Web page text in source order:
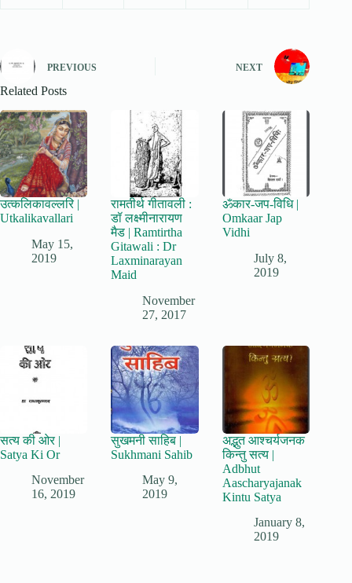
PREVIOUS NEXT
Related Posts
उत्कलिकावल्लरि |
Utkalikavallari
May 15,
2019
रामतीर्थ गीतावली :
डॉ लक्ष्मीनारायण
मैड | Ramtirtha
Gitawali : Dr
Laxminarayan
Maid
November
27, 2017
ॐकार-जप-विधि |
Omkaar Jap
Vidhi
July 8,
2019
सत्य की ओर |
Satya Ki Or
November
16, 2019
सुखमनी साहिब |
Sukhmani Sahib
May 9,
2019
अद्भुत आश्चर्यजनक
किन्तु सत्य |
Adbhut
Aascharyajanak
Kintu Satya
January 8,
2019